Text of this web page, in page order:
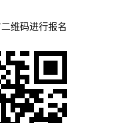
维码进行报名